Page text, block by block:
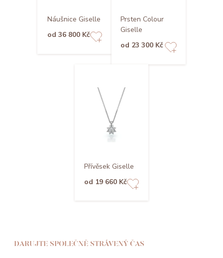
Náušnice Giselle
od 36 800 Kč
Prsten Colour
Giselle
od 23 300 Kč
Přívěsek Giselle
od 19 660 Kč
DARUJTE SPOLEČNĚ STRÁVENÝ ČAS